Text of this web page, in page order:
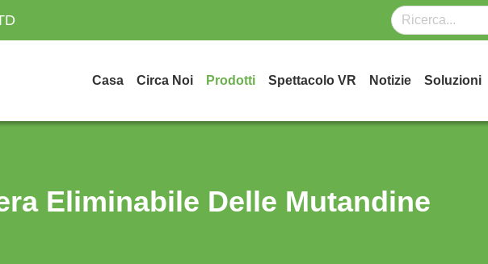
Casa Circa Noi Prodotti Spettacolo VR Notizie Soluzioni
Eliminabile Delle Mutandine